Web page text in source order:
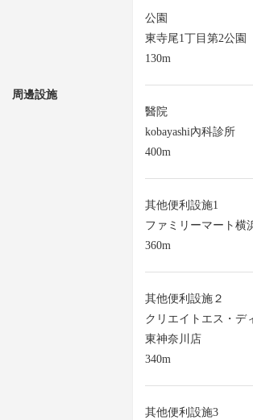
周邊設施
公園
東寺尾1丁目第2公園
130m
醫院
kobayashi內科診所
400m
其他便利設施1
ファミリーマート横
360m
其他便利設施２
クリエイトエス・デ
東神奈川店
340m
其他便利設施3